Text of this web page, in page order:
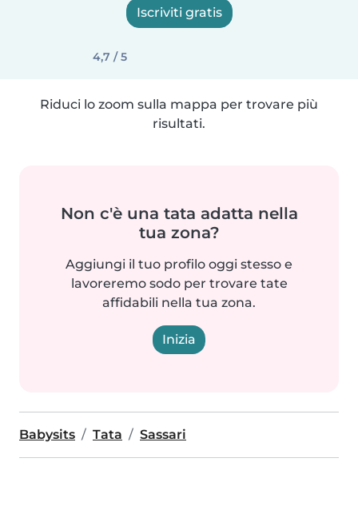
Iscriviti gratis
4,7 / 5
Riduci lo zoom sulla mappa per trovare più
risultati.
Non c'è una tata adatta nella
tua zona?
Aggiungi il tuo profilo oggi stesso e
lavoreremo sodo per trovare tate
affidabili nella tua zona.
Inizia
Babysits Tata Sassari